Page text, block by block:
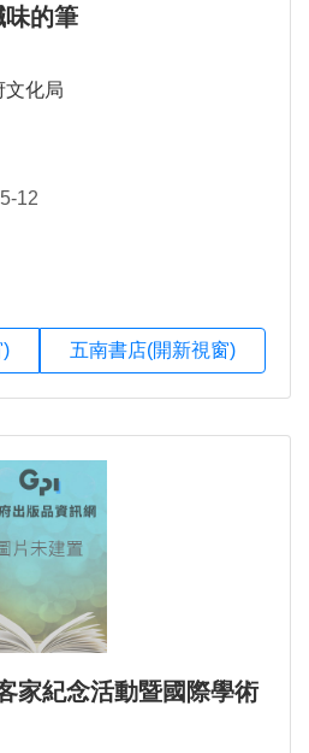
味的筆
文化局
12
) 五南書店(開新視窗)
家紀念活動暨國際學術